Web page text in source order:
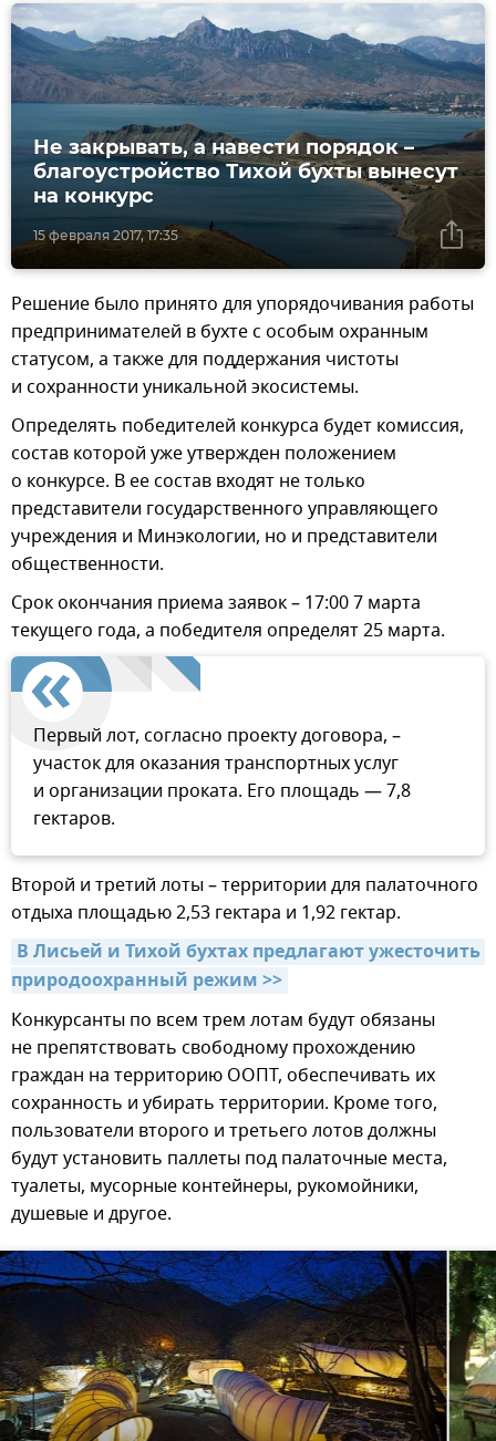
15 февраля 2017, 17:35
Не закрывать, а навести порядок –
благоустройство Тихой бухты вынесут
на конкурс
Решение было принято для упорядочивания работы
предпринимателей в бухте с особым охранным
статусом, а также для поддержания чистоты
и сохранности уникальной экосистемы.
Определять победителей конкурса будет комиссия,
состав которой уже утвержден положением
о конкурсе. В ее состав входят не только
представители государственного управляющего
учреждения и Минэкологии, но и представители
общественности.
Срок окончания приема заявок – 17:00 7 марта
текущего года, а победителя определят 25 марта.
Первый лот, согласно проекту договора, –
участок для оказания транспортных услуг
и организации проката. Его площадь — 7,8
гектаров.
Второй и третий лоты – территории для палаточного
отдыха площадью 2,53 гектара и 1,92 гектар.
В Лисьей и Тихой бухтах предлагают ужесточить
природоохранный режим >>
Конкурсанты по всем трем лотам будут обязаны
не препятствовать свободному прохождению
граждан на территорию ООПТ, обеспечивать их
сохранность и убирать территории. Кроме того,
пользователи второго и третьего лотов должны
будут установить паллеты под палаточные места,
туалеты, мусорные контейнеры, рукомойники,
душевые и другое.